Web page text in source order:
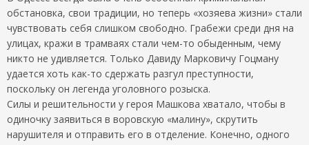
обстановка, свои традиции, но теперь «хозяева жизни» стали
чувствовать себя слишком свободно. Грабежи среди дня на
улицах, кражи в трамваях стали чем-то обыденным, чему
никто не удивляется. Только Давиду Марковичу Гоцману
удается хоть как-то сдержать разгул преступности,
поскольку он легенда уголовного розыска.
Силы и решительности у героя Машкова хватало, чтобы в
одиночку заявиться в воровскую «малину», скрутить
нарушителя и отправить его в отделение. Конечно, одного